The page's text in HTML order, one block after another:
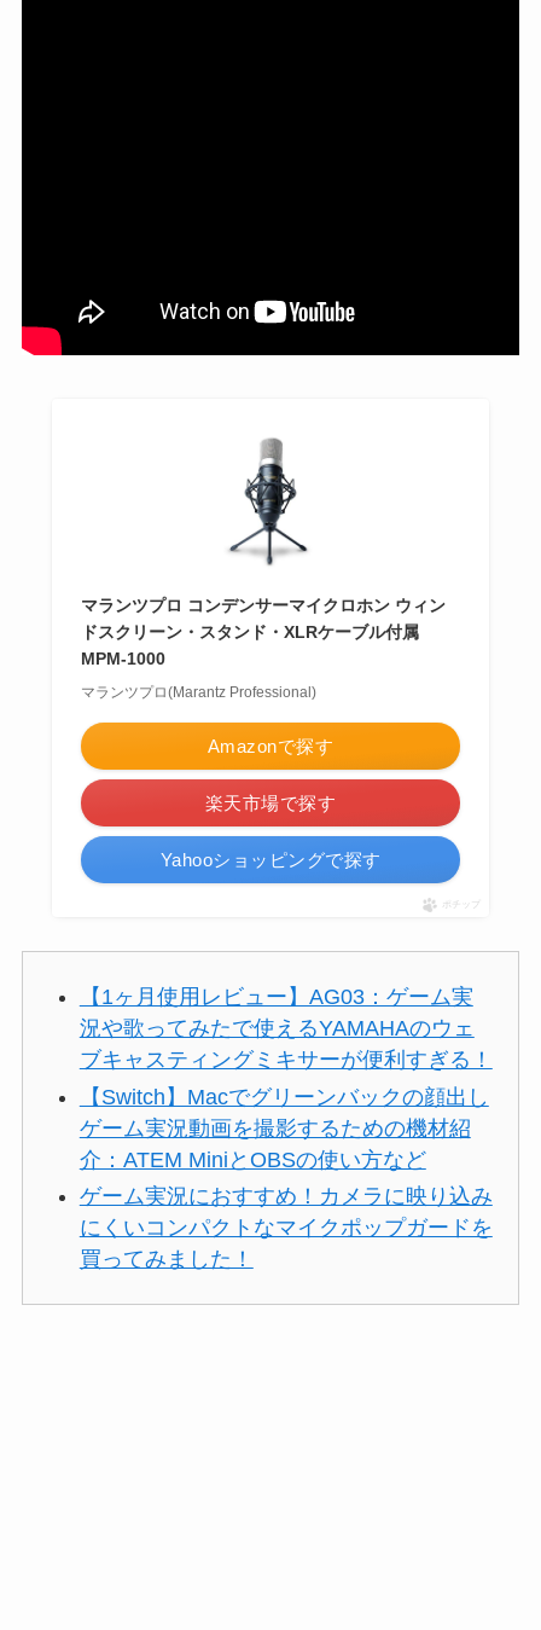
マランツプロ コンデンサーマイクロホン ウィン
ドスクリーン・スタンド・XLRケーブル付属
MPM-1000
マランツプロ(Marantz Professional)
Amazonで探す
楽天市場で探す
Yahooショッピングで探す
ポチップ
【1ヶ月使用レビュー】AG03：ゲーム実
況や歌ってみたで使えるYAMAHAのウェ
ブキャスティングミキサーが便利すぎる！
【Switch】Macでグリーンバックの顔出し
ゲーム実況動画を撮影するための機材紹
介：ATEM MiniとOBSの使い方など
ゲーム実況におすすめ！カメラに映り込み
にくいコンパクトなマイクポップガードを
買ってみました！